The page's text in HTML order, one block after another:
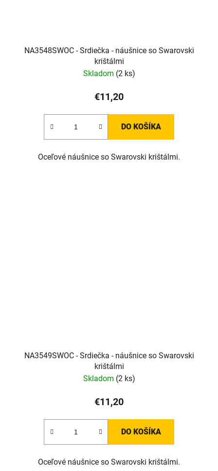
NA3548SWOC - Srdiečka - náušnice so Swarovski
krištálmi
Skladom (2 ks)
€11,20
DO KOŠÍKA
Oceľové náušnice so Swarovski krištálmi.
NA3549SWOC - Srdiečka - náušnice so Swarovski
krištálmi
Skladom (2 ks)
€11,20
DO KOŠÍKA
Oceľové náušnice so Swarovski krištálmi.